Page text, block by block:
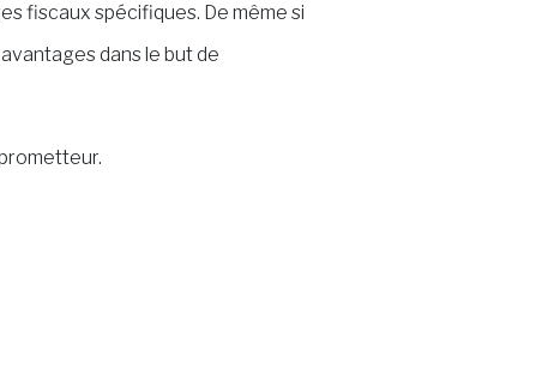
fiscaux spécifiques. De même si
dans le but de